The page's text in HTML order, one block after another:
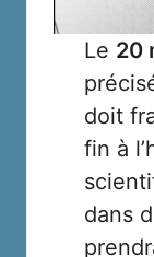
Le 20
doit
fin à
dans